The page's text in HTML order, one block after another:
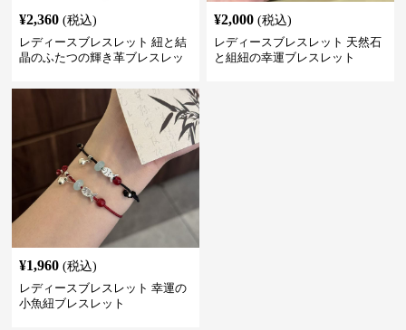
¥2,360 (税込)
レディースブレスレット 紐と結
晶のふたつの輝き革ブレスレッ
¥2,000 (税込)
レディースブレスレット 天然石
と組紐の幸運ブレスレット
¥1,960 (税込)
レディースブレスレット 幸運の
小魚紐ブレスレット